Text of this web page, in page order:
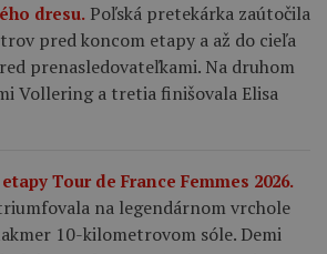
dresu. Poľská pretekárka zaútočila
pred koncom etapy a až do cieľa
prenasledovateľkami. Na druhom
Vollering a tretia finišovala Elisa
Tour de France Femmes 2026.
na legendárnom vrchole
10-kilometrovom sóle. Demi